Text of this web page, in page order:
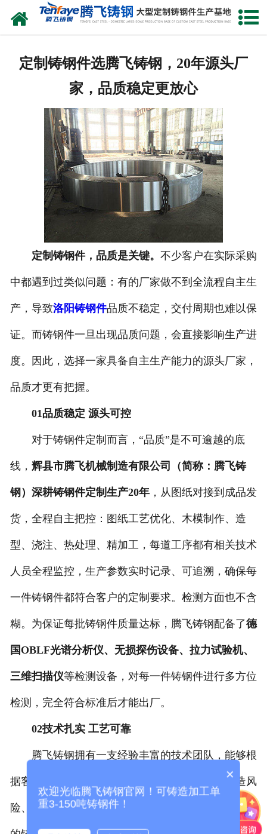
网站首页
新闻中心
客户案例
生产能力
联系我们
定制铸钢件选腾飞铸钢，20年源头厂
家，品质稳定更放心
定制铸钢件，品质是关键。 不少客户在实际采购
中都遇到过类似问题：有的厂家做不到全流程自主生
产，导致洛阳铸钢件品质不稳定，交付周期也难以保
证。而铸钢件一旦出现品质问题，会直接影响生产进
度。因此，选择一家具备自主生产能力的源头厂家，
品质才更有把握。
01品质稳定 源头可控
对于铸钢件定制而言，“品质”是不可逾越的底
线， 辉县市腾飞机械制造有限公司（简称：腾飞铸
钢）深耕铸钢件定制生产20年，从图纸对接到成品发
货，全程自主把控：图纸工艺优化、木模制作、造
型、浇注、热处理、精加工，每道工序都有相关技术
人员全程监控，生产参数实时记录、可追溯，确保每
一件铸钢件都符合客户的定制要求。检测方面也不含
糊。为保证每批铸钢件质量达标，腾飞铸钢配备了德
国OBLF光谱分析仪、无损探伤设备、拉力试验机、
三维扫描仪等检测设备，对每一件铸钢件进行多方位
检测，完全符合标准后才能出厂。
02技术扎实 工艺可靠
腾飞铸钢拥有一支经验丰富的技术团队，能够根
据客户图纸给出工艺优化建议，帮助客户规避铸造风
险、降低生产成本。与此同时，团队熟悉各类铸钢件
×
欢迎光临腾飞铸钢官网！可铸造加工单
重3-150吨铸钢件！